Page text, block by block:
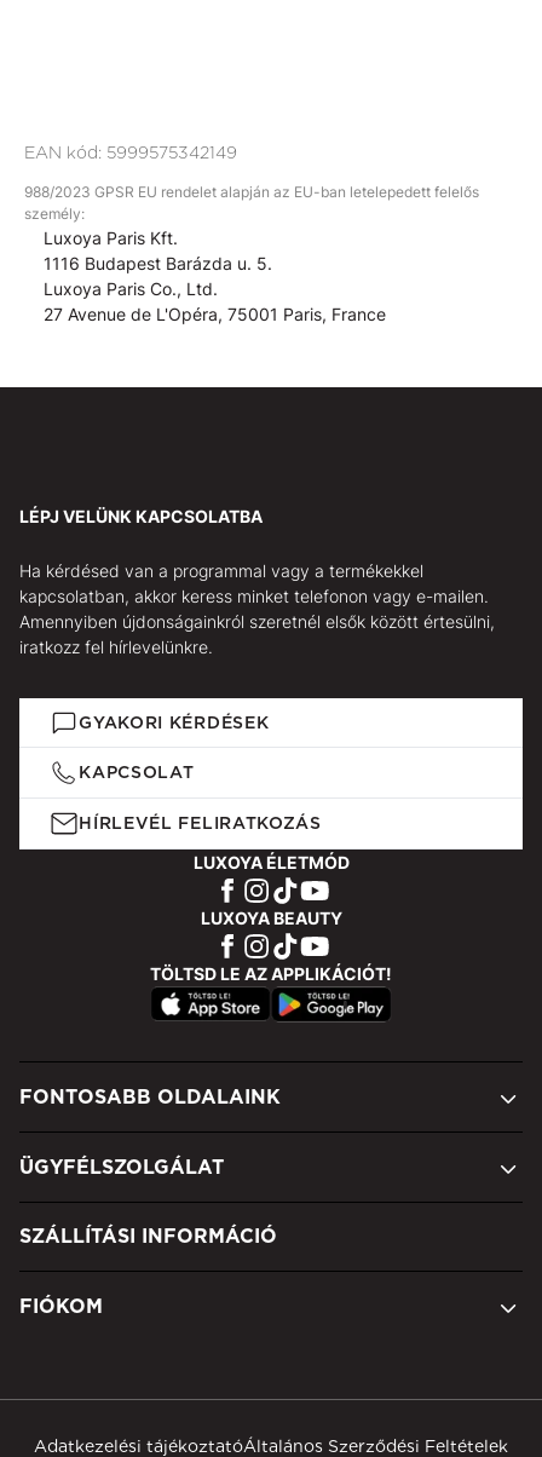
EAN kód: 5999575342149
988/2023 GPSR EU rendelet alapján az EU-ban letelepedett felelős
személy:
Luxoya Paris Kft.
1116 Budapest Barázda u. 5.
Luxoya Paris Co., Ltd.
27 Avenue de L'Opéra, 75001 Paris, France
LÉPJ VELÜNK KAPCSOLATBA
Ha kérdésed van a programmal vagy a termékekkel
kapcsolatban, akkor keress minket telefonon vagy e-mailen.
Amennyiben újdonságainkról szeretnél elsők között értesülni,
iratkozz fel hírlevelünkre.
GYAKORI KÉRDÉSEK
KAPCSOLAT
HÍRLEVÉL FELIRATKOZÁS
LUXOYA ÉLETMÓD
LUXOYA BEAUTY
TÖLTSD LE AZ APPLIKÁCIÓT!
FONTOSABB OLDALAINK
ÜGYFÉLSZOLGÁLAT
SZÁLLÍTÁSI INFORMÁCIÓ
FIÓKOM
Adatkezelési tájékoztatóÁltalános Szerződési Feltételek